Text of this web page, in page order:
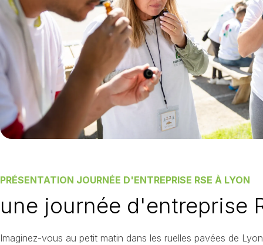
PRÉSENTATION JOURNÉE D'ENTREPRISE RSE À LYON
une journée d'entreprise
Imaginez-vous au petit matin dans les ruelles pavées de